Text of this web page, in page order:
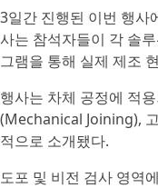
3일간 진행된 이번 행사
사는 참석자들이 각 솔
그램을 통해 실제 제조
행사는 차체 공정에 적
(Mechanical Joining),
적으로 소개됐다.
도포 및 비전 검사 영역